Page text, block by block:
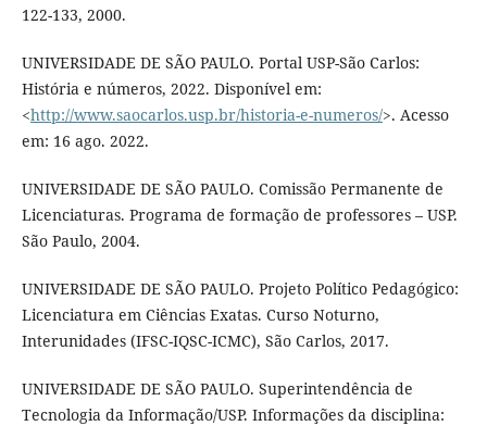
122-133, 2000.
UNIVERSIDADE DE SÃO PAULO. Portal USP-São Carlos:
História e números, 2022. Disponível em:
<http://www.saocarlos.usp.br/historia-e-numeros/>. Acesso
em: 16 ago. 2022.
UNIVERSIDADE DE SÃO PAULO. Comissão Permanente de
Licenciaturas. Programa de formação de professores – USP.
São Paulo, 2004.
UNIVERSIDADE DE SÃO PAULO. Projeto Político Pedagógico:
Licenciatura em Ciências Exatas. Curso Noturno,
Interunidades (IFSC-IQSC-ICMC), São Carlos, 2017.
UNIVERSIDADE DE SÃO PAULO. Superintendência de
Tecnologia da Informação/USP. Informações da disciplina: